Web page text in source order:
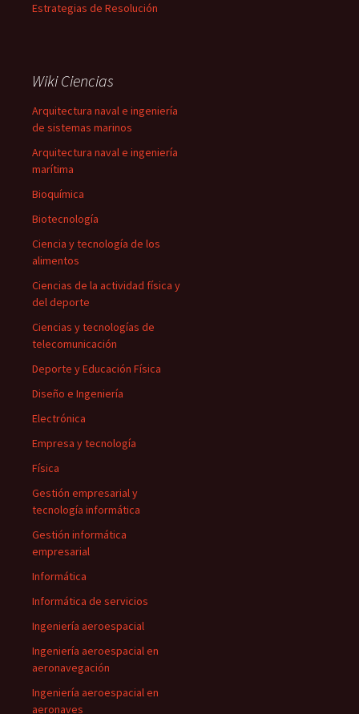
Estrategias de Resolución
Wiki Ciencias
Arquitectura naval e ingeniería
de sistemas marinos
Arquitectura naval e ingeniería
marítima
Bioquímica
Biotecnología
Ciencia y tecnología de los
alimentos
Ciencias de la actividad física y
del deporte
Ciencias y tecnologías de
telecomunicación
Deporte y Educación Física
Diseño e Ingeniería
Electrónica
Empresa y tecnología
Física
Gestión empresarial y
tecnología informática
Gestión informática
empresarial
Informática
Informática de servicios
Ingeniería aeroespacial
Ingeniería aeroespacial en
aeronavegación
Ingeniería aeroespacial en
aeronaves